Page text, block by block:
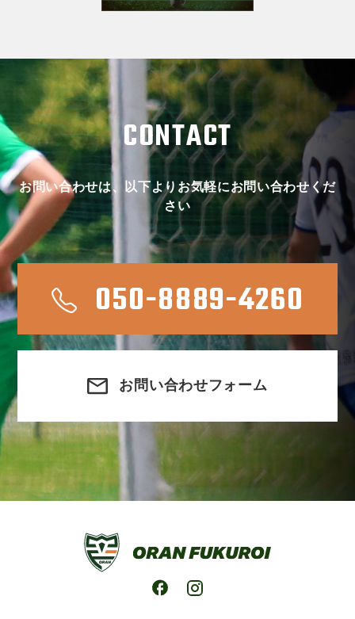
CONTACT
お問い合わせは、以下よりお気軽にお問い合わせくだ
さい
050-8889-4260
お問い合わせフォーム